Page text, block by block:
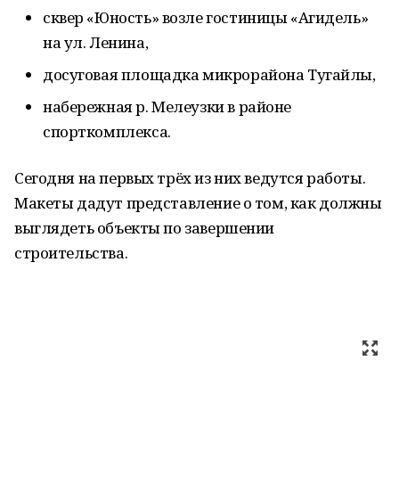
сквер «Юность» возле гостиницы «Агидель»
на ул. Ленина,
досуговая площадка микрорайона Тугайлы,
набережная р. Мелеузки в районе
спорткомплекса.
Сегодня на первых трёх из них ведутся работы.
Макеты дадут представление о том, как должны
выглядеть объекты по завершении
строительства.